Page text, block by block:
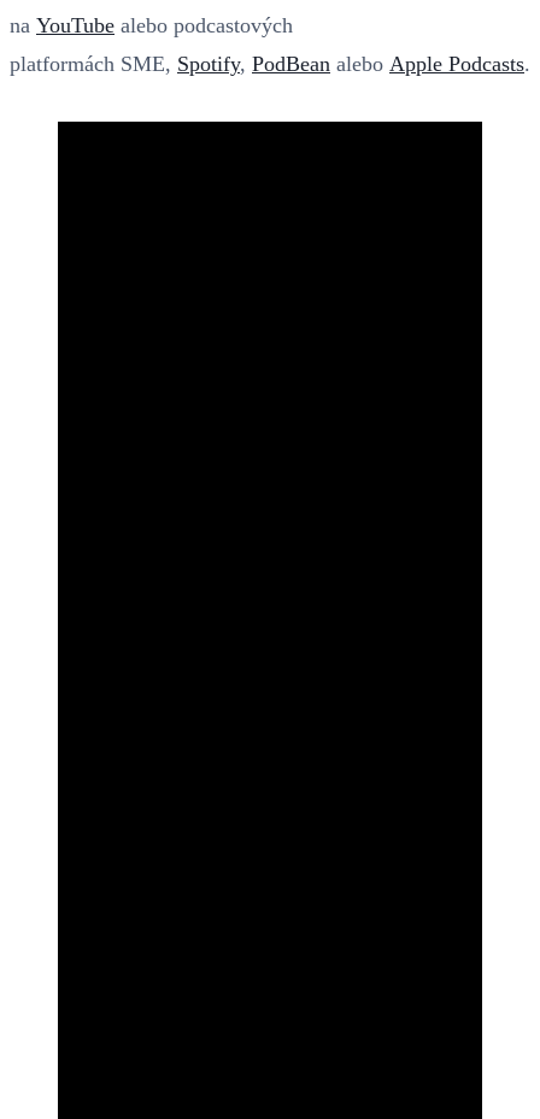
na YouTube alebo podcastových
platformách SME, Spotify, PodBean alebo Apple Podcasts.